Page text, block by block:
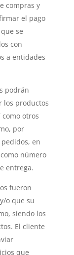
compras y
el pago
se
con
a entidades
podrán
los productos
otros
por
en
número
entrega.
fueron
o que su
siendo los
El cliente
que